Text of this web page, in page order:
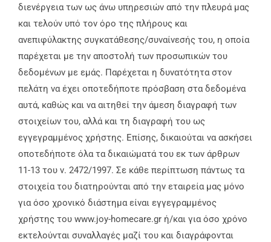
διενέργεια των ως άνω υπηρεσιών από την πλευρά μας
και τελούν υπό τον όρο της πλήρους και
ανεπιφύλακτης συγκατάθεσης/συναίνεσής του, η οποία
παρέχεται με την αποστολή των προσωπικών του
δεδομένων με εμάς. Παρέχεται η δυνατότητα στον
πελάτη να έχει οποτεδήποτε πρόσβαση στα δεδομένα
αυτά, καθώς και να αιτηθεί την άμεση διαγραφή των
στοιχείων του, αλλά και τη διαγραφή του ως
εγγεγραμμένος χρήστης. Επίσης, δικαιούται να ασκήσει
οποτεδήποτε όλα τα δικαιώματά του εκ των άρθρων
11-13 του ν. 2472/1997. Σε κάθε περίπτωση πάντως τα
στοιχεία του διατηρούνται από την εταιρεία μας μόνο
για όσο χρονικό διάστημα είναι εγγεγραμμένος
χρήστης του www.joy-homecare.gr ή/και για όσο χρόνο
εκτελούνται συναλλαγές μαζί του και διαγράφονται